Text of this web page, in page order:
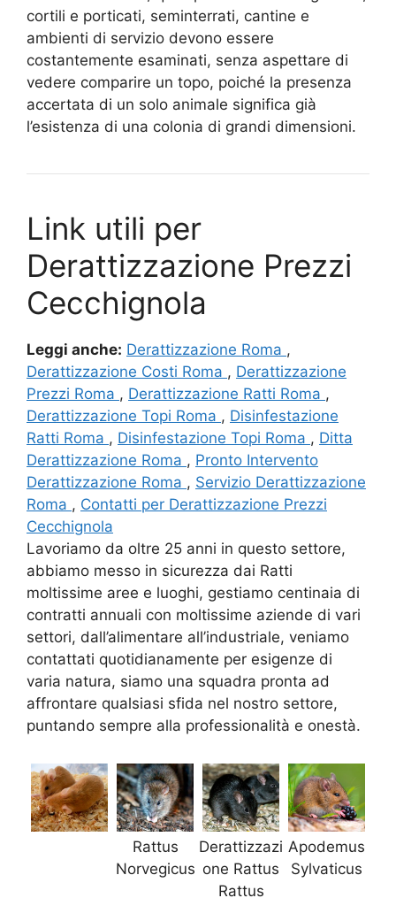
cortili e porticati, seminterrati, cantine e
ambienti di servizio devono essere
costantemente esaminati, senza aspettare di
vedere comparire un topo, poiché la presenza
accertata di un solo animale significa già
l’esistenza di una colonia di grandi dimensioni.
Link utili per
Derattizzazione Prezzi
Cecchignola
Leggi anche: Derattizzazione Roma ,
Derattizzazione Costi Roma , Derattizzazione
Prezzi Roma , Derattizzazione Ratti Roma ,
Derattizzazione Topi Roma , Disinfestazione
Ratti Roma , Disinfestazione Topi Roma , Ditta
Derattizzazione Roma , Pronto Intervento
Derattizzazione Roma , Servizio Derattizzazione
Roma , Contatti per Derattizzazione Prezzi
Cecchignola
Lavoriamo da oltre 25 anni in questo settore,
abbiamo messo in sicurezza dai Ratti
moltissime aree e luoghi, gestiamo centinaia di
contratti annuali con moltissime aziende di vari
settori, dall’alimentare all’industriale, veniamo
contattati quotidianamente per esigenze di
varia natura, siamo una squadra pronta ad
affrontare qualsiasi sfida nel nostro settore,
puntando sempre alla professionalità e onestà.
Rattus
Norvegicus
Derattizzazi
one Rattus
Rattus
Apodemus
Sylvaticus